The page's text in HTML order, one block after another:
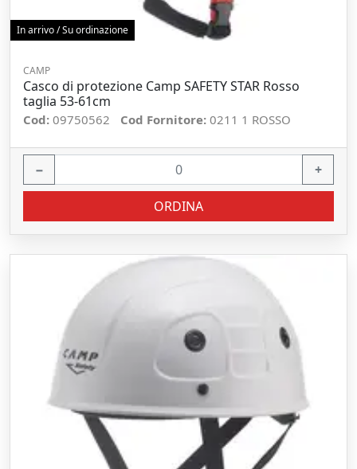
In arrivo / Su ordinazione
CAMP
Casco di protezione Camp SAFETY STAR Rosso
taglia 53-61cm
Cod: 09750562 Cod Fornitore: 0211 1 ROSSO
− +
ORDINA